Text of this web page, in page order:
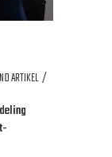
ARTIKEL